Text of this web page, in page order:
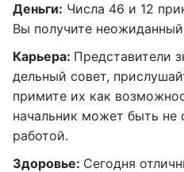
Деньги: Числа 46 и 12
Вы получите
Карьера: Представители
дельный совет,
примите их как
начальник может быть
работой.
Здоровье: Сегодня